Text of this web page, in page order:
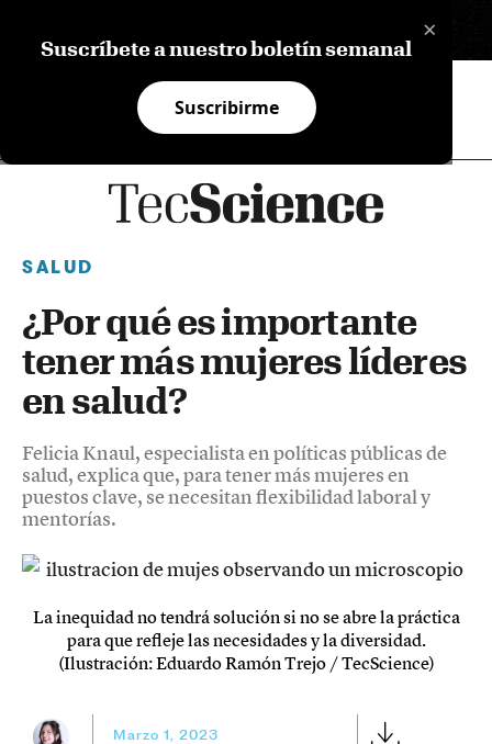
×
Suscríbete a nuestro boletín semanal
Suscribirme
SALUD
¿Por qué es importante
tener más mujeres líderes
en salud?
Felicia Knaul, especialista en políticas públicas de
salud, explica que, para tener más mujeres en
puestos clave, se necesitan flexibilidad laboral y
mentorías.
La inequidad no tendrá solución si no se abre la práctica
para que refleje las necesidades y la diversidad.
(Ilustración: Eduardo Ramón Trejo / TecScience)
Marzo 1, 2023